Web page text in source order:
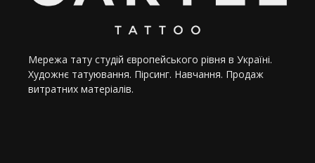
Мережа тату студій європейського рівня в Україні.
Художнє татуювання. Пірсинг. Навчання. Продаж
витратних матеріалів.